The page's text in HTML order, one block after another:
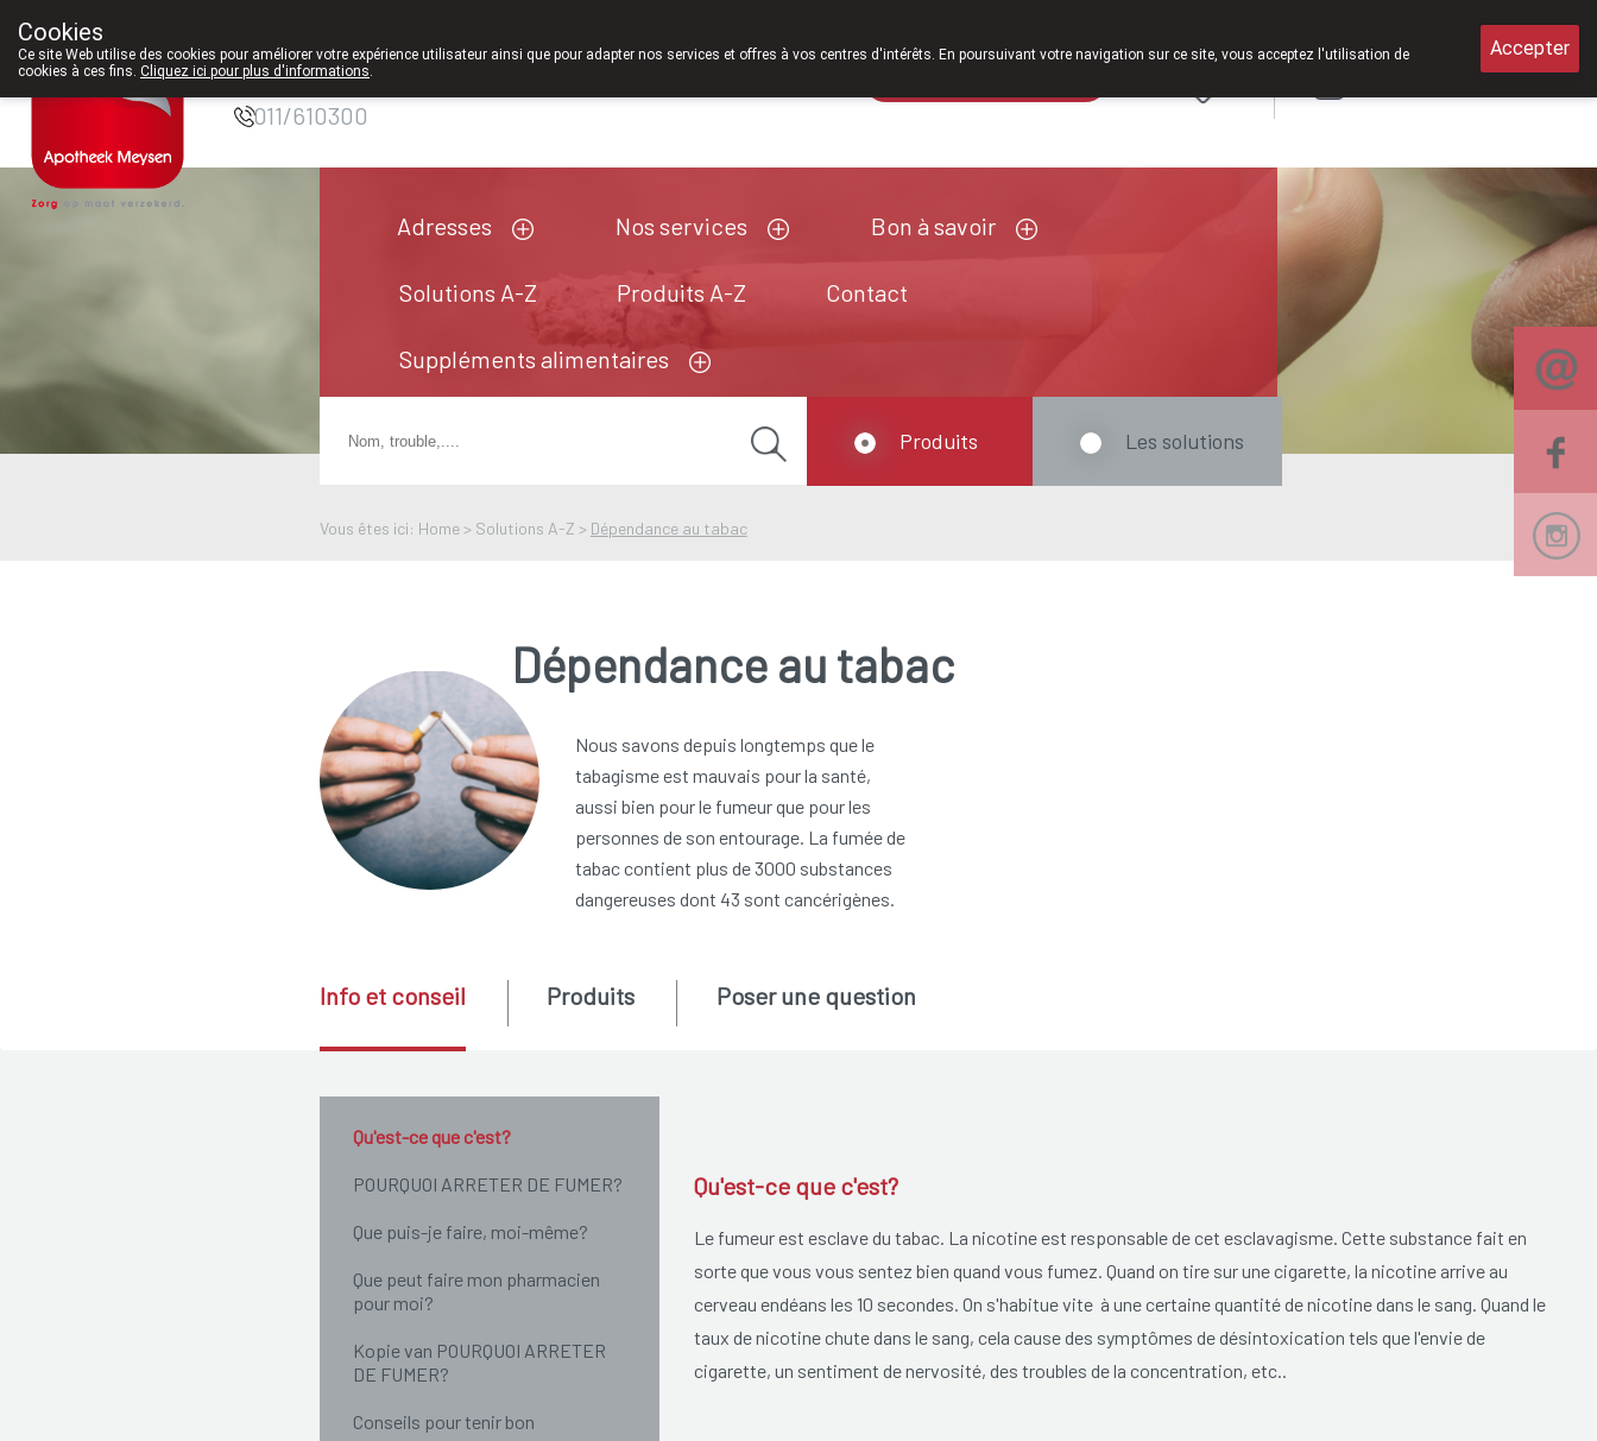
Pharmacie Meysen
SPRL
011/610300
Adresses Nos services Bon à savoir
Solutions A-Z Produits A-Z Contact
Suppléments alimentaires
Vous êtes ici: Home > Solutions A-Z > Dépendance au tabac
Produits Les solutions
Dépendance au tabac
Nous savons depuis longtemps que le
tabagisme est mauvais pour la santé,
aussi bien pour le fumeur que pour les
personnes de son entourage. La fumée de
tabac contient plus de 3000 substances
dangereuses dont 43 sont cancérigènes.
Qu'est-ce que c'est?
POURQUOI ARRETER DE FUMER?
Que puis-je faire, moi-même?
Que peut faire mon pharmacien
pour moi?
Kopie van POURQUOI ARRETER
DE FUMER?
Conseils pour tenir bon
Info et conseil Produits Poser une question
Qu'est-ce que c'est?
Le fumeur est esclave du tabac. La nicotine est responsable de cet esclavagisme. Cette substance fait en
sorte que vous vous sentez bien quand vous fumez. Quand on tire sur une cigarette, la nicotine arrive au
cerveau endéans les 10 secondes. On s'habitue vite à une certaine quantité de nicotine dans le sang. Quand le
taux de nicotine chute dans le sang, cela cause des symptômes de désintoxication tels que l'envie de
cigarette, un sentiment de nervosité, des troubles de la concentration, etc..
Cookies
Ce site Web utilise des cookies pour améliorer votre expérience utilisateur ainsi que pour adapter nos services et offres à vos centres d'intérêts. En poursuivant votre navigation sur ce site, vous acceptez l'utilisation de
cookies à ces fins. Cliquez ici pour plus d'informations.
Accepter